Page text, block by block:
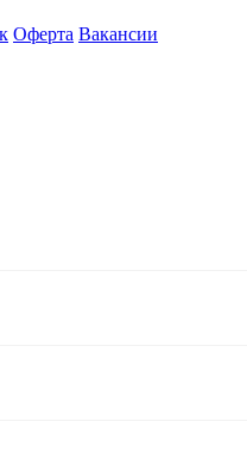
Оферта Вакансии